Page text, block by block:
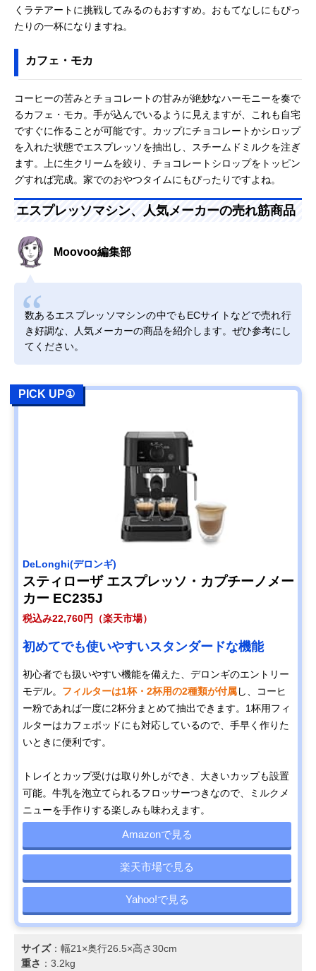
くラテアートに挑戦してみるのもおすすめ。おもてなしにもぴっ
たりの一杯になりますね。
カフェ・モカ
コーヒーの苦みとチョコレートの甘みが絶妙なハーモニーを奏で
るカフェ・モカ。手が込んでいるように見えますが、これも自宅
ですぐに作ることが可能です。カップにチョコレートかシロップ
を入れた状態でエスプレッソを抽出し、スチームドミルクを注ぎ
ます。上に生クリームを絞り、チョコレートシロップをトッピン
グすれば完成。家でのおやつタイムにもぴったりですよね。
エスプレッソマシン、人気メーカーの売れ筋商品
Moovoo編集部
数あるエスプレッソマシンの中でもECサイトなどで売れ行
き好調な、人気メーカーの商品を紹介します。ぜひ参考にし
てください。
PICK UP①
‎DeLonghi(デロンギ)
スティローザ エスプレッソ・カプチーノメー
カー EC235J
税込み22,760円（楽天市場）
初めてでも使いやすいスタンダードな機能
初心者でも扱いやすい機能を備えた、デロンギのエントリー
モデル。 フィルターは1杯・2杯用の2種類が付属し、コーヒ
ー粉であれば一度に2杯分まとめて抽出できます。1杯用フィ
ルターはカフェポッドにも対応しているので、手早く作りた
いときに便利です。
トレイとカップ受けは取り外しができ、大きいカップも設置
可能。牛乳を泡立てられるフロッサーつきなので、ミルクメ
ニューを手作りする楽しみも味わえます。
Amazonで見る
楽天市場で見る
Yahoo!で見る
サイズ：幅21×奥行26.5×高さ30cm
重さ ：3.2kg